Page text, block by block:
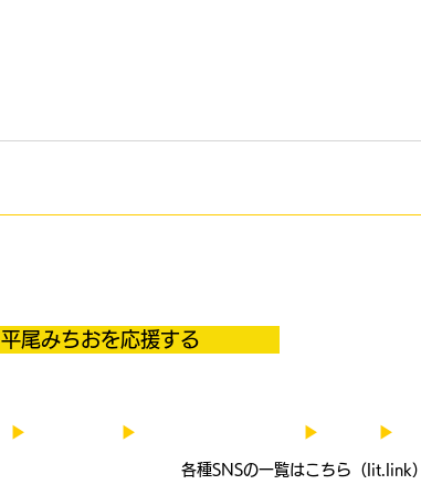
▶ ▶ ▶ ▶
平尾みちおを応援する
各種SNSの一覧はこちら（lit.link）